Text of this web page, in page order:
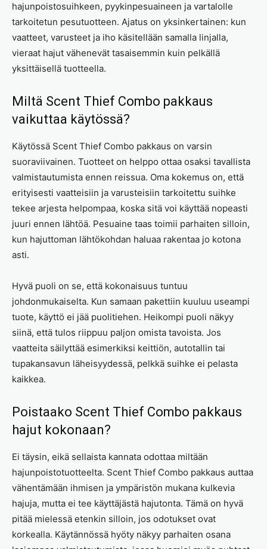
hajunpoistosuihkeen, pyykinpesuaineen ja vartalolle
tarkoitetun pesutuotteen. Ajatus on yksinkertainen: kun
vaatteet, varusteet ja iho käsitellään samalla linjalla,
vieraat hajut vähenevät tasaisemmin kuin pelkällä
yksittäisellä tuotteella.
Miltä Scent Thief Combo pakkaus
vaikuttaa käytössä?
Käytössä Scent Thief Combo pakkaus on varsin
suoraviivainen. Tuotteet on helppo ottaa osaksi tavallista
valmistautumista ennen reissua. Oma kokemus on, että
erityisesti vaatteisiin ja varusteisiin tarkoitettu suihke
tekee arjesta helpompaa, koska sitä voi käyttää nopeasti
juuri ennen lähtöä. Pesuaine taas toimii parhaiten silloin,
kun hajuttoman lähtökohdan haluaa rakentaa jo kotona
asti.
Hyvä puoli on se, että kokonaisuus tuntuu
johdonmukaiselta. Kun samaan pakettiin kuuluu useampi
tuote, käyttö ei jää puolitiehen. Heikompi puoli näkyy
siinä, että tulos riippuu paljon omista tavoista. Jos
vaatteita säilyttää esimerkiksi keittiön, autotallin tai
tupakansavun läheisyydessä, pelkkä suihke ei pelasta
kaikkea.
Poistaako Scent Thief Combo pakkaus
hajut kokonaan?
Ei täysin, eikä sellaista kannata odottaa miltään
hajunpoistotuotteelta. Scent Thief Combo pakkaus auttaa
vähentämään ihmisen ja ympäristön mukana kulkevia
hajuja, mutta ei tee käyttäjästä hajutonta. Tämä on hyvä
pitää mielessä etenkin silloin, jos odotukset ovat
korkealla. Käytännössä hyöty näkyy parhaiten osana